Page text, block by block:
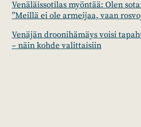
Venäläissotilas myöntää: Olen
”Meillä ei ole armeijaa, vaan
Venäjän droonihämäys voisi
– näin kohde valittaisiin